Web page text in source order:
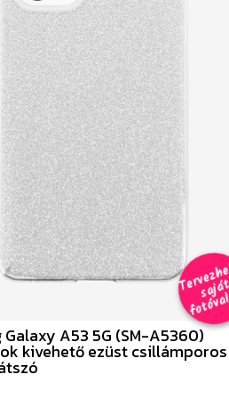
T
t
al
Galaxy A53 5G (SM-A5360)
kivehető ezüst csillámporos